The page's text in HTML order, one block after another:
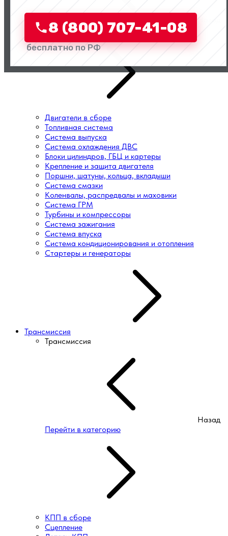
8 (800) 707-41-08
бесплатно по РФ
Перейти в категорию
Двигатели в сборе
Топливная система
Система выпуска
Система охлаждения ДВС
Блоки цилиндров, ГБЦ и картеры
Крепление и защита двигателя
Поршни, шатуны, кольца, вкладыши
Система смазки
Коленвалы, распредвалы и маховики
Система ГРМ
Турбины и компрессоры
Система зажигания
Система впуска
Система кондиционирования и отопления
Стартеры и генераторы
Трансмиссия
Трансмиссия
Назад
Перейти в категорию
КПП в сборе
Сцепление